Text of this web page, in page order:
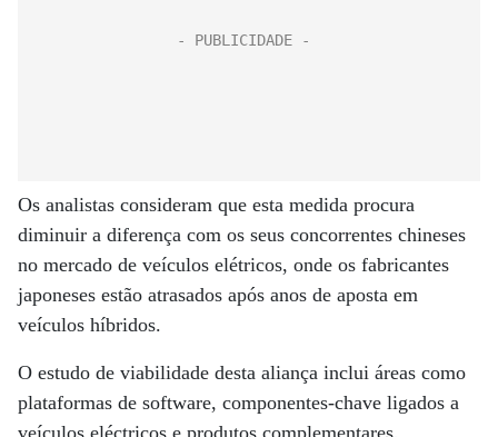
Os analistas consideram que esta medida procura
diminuir a diferença com os seus concorrentes chineses
no mercado de veículos elétricos, onde os fabricantes
japoneses estão atrasados após anos de aposta em
veículos híbridos.
O estudo de viabilidade desta aliança inclui áreas como
plataformas de software, componentes-chave ligados a
veículos eléctricos e produtos complementares,